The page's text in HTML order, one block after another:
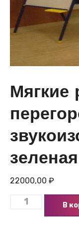
Мягкие
зеленая
22000,00 ₽
В